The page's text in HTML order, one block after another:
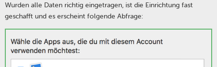
Wurden alle Daten richtig eingetragen, ist die Einrichtung fast
geschafft und es erscheint folgende Abfrage: